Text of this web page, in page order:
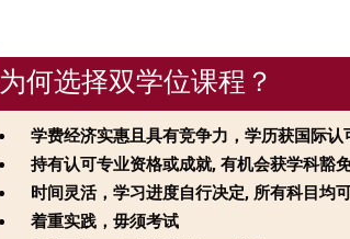
为何选择双学位课程？
学费经济实惠且具有竞争力，学历获国际认
持有认可专业资格或成就, 有机会获学科豁
时间灵活，学习进度自行决定, 所有科目均
着重实践，毋须考试